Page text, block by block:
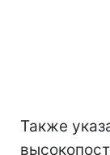
Также